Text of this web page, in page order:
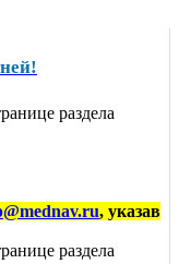
раздела
, указав
раздела